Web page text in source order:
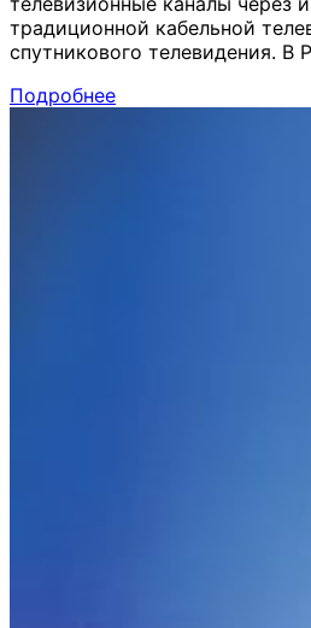
традиционной кабельной
спутникового телевидения. В
Подробнее